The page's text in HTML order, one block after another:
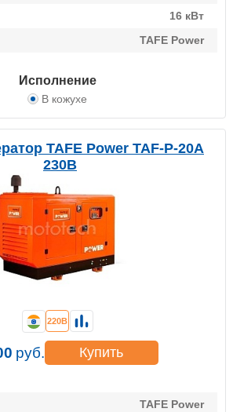
16 кВт
TAFE Power
Исполнение
В кожухе
TAFE Power TAF-P-20A
230В
TAFE Power
220В
руб. Купить